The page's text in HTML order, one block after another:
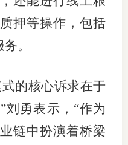
押等操作，包括
。
的核心诉求在于
刘勇表示，“作为
链中扮演着桥梁